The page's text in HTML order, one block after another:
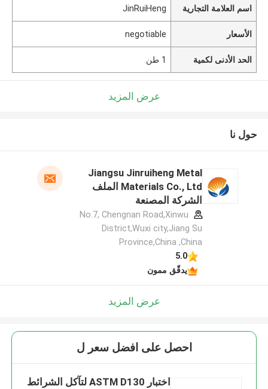
اسم العلامة التجارية JinRuiHeng
الأسعار negotiable
الحد الأدنى لكمية 1 طن
عرض المزيد
حول نا
Jiangsu Jinruiheng Metal
Materials Co., Ltd الملف
الشركة المصنعة
No.7, Chengnan Road,Xinwu
District,Wuxi city,Jiang Su
Province,China ,China
5.0
يدقّق ممون
عرض المزيد
احصل على افضل سعر ل
اختبار ASTM D130 لتآكل الشرائط